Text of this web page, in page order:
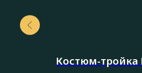
Костюм-тройка